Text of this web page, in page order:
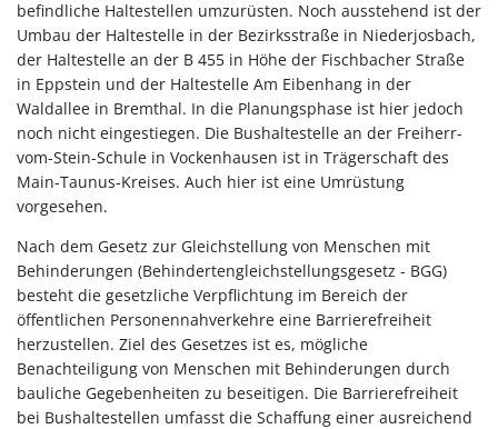
befindliche Haltestellen umzurüsten. Noch ausstehend ist der
Umbau der Haltestelle in der Bezirksstraße in Niederjosbach,
der Haltestelle an der B 455 in Höhe der Fischbacher Straße
in Eppstein und der Haltestelle Am Eibenhang in der
Waldallee in Bremthal. In die Planungsphase ist hier jedoch
noch nicht eingestiegen. Die Bushaltestelle an der Freiherr-
vom-Stein-Schule in Vockenhausen ist in Trägerschaft des
Main-Taunus-Kreises. Auch hier ist eine Umrüstung
vorgesehen.
Nach dem Gesetz zur Gleichstellung von Menschen mit
Behinderungen (Behindertengleichstellungsgesetz - BGG)
besteht die gesetzliche Verpflichtung im Bereich der
öffentlichen Personennahverkehre eine Barrierefreiheit
herzustellen. Ziel des Gesetzes ist es, mögliche
Benachteiligung von Menschen mit Behinderungen durch
bauliche Gegebenheiten zu beseitigen. Die Barrierefreiheit
bei Bushaltestellen umfasst die Schaffung einer ausreichend